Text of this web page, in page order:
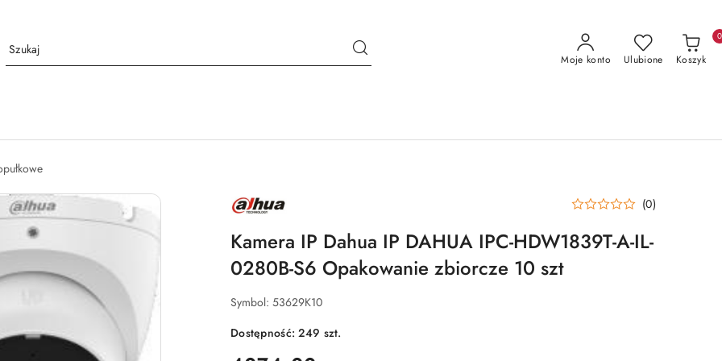
Moje konto Ulubione Koszyk
0
NAZWA
PRODUCENTA: (0)
Kamera IP Dahua IP DAHUA IPC-HDW1839T-A-IL-
0280B-S6 Opakowanie zbiorcze 10 szt
Symbol: 53629K10
Dostępność:249 szt.